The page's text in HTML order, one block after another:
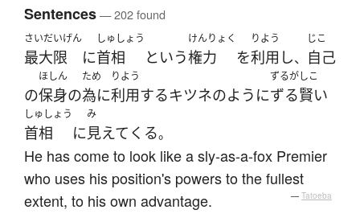
Sentences— 202 found
さいだいげん
最大限 に
しゅしょう
首相 という
けんりょく
権力 を
りよう
利用 し、
じこ
自己
の
ほしん
保身の
ため
為に
りよう
利用するキツネのように
ずるがしこ
ずる賢い
しゅしょう
首相 に
み
見えて くる。
He has come to look like a sly-as-a-fox Premier
who uses his position's powers to the fullest
extent, to his own advantage.
— Tatoeba